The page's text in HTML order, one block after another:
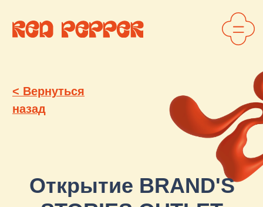
Первый региональный аутлет в
Екатеринбурге